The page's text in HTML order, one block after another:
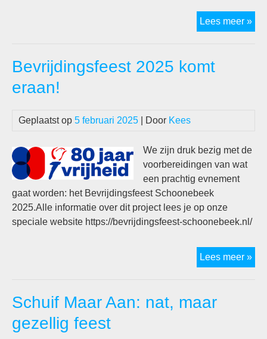
Lees meer »Het
Bevrijdingsfeest 2025 komt
eraan!
Geplaatst op 5 februari 2025 | Door Kees
We zijn druk bezig met de
voorbereidingen van wat
een prachtig evnement
gaat worden: het Bevrijdingsfeest Schoonebeek
2025.Alle informatie over dit project lees je op onze
speciale website https://bevrijdingsfeest-schoonebeek.nl/
Lees meer »
Schuif Maar Aan: nat, maar
gezellig feest